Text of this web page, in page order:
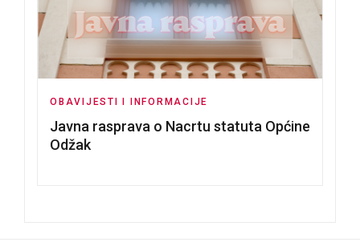
OBAVIJESTI I INFORMACIJE
Javna rasprava o Nacrtu statuta Općine
Odžak